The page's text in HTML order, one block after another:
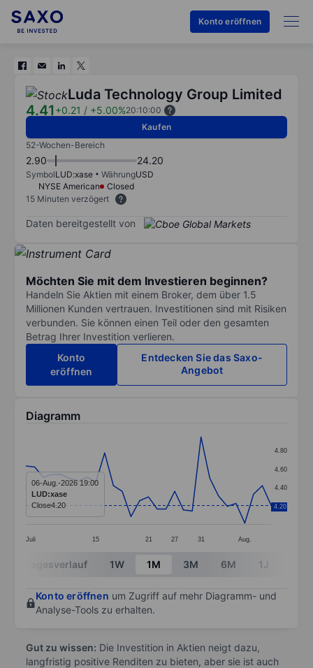
Konto eröffnen
Luda Technology Group Limited
4.41+0.21 / +5.00%20:10:00
Kaufen
52-Wochen-Bereich
2.90 24.20
SymbolLUD:xase WährungUSD
NYSE American
Closed
15 Minuten verzögert
Daten bereitgestellt von
Möchten Sie mit dem Investieren beginnen?
Handeln Sie Aktien mit einem Broker, dem über 1.5
Millionen Kunden vertrauen. Investitionen sind mit Risiken
verbunden. Sie können einen Teil oder den gesamten
Betrag Ihrer Investition verlieren.
Konto
eröffnen
Entdecken Sie das Saxo-
Angebot
Diagramm
Line chart with 29 data points.
The chart has 1 X axis displaying categories.
The chart has 1 Y axis displaying values. Data
Juli 15 21 27 31 Aug.
4.20
4.40
4.60
4.80
4.20
06-Aug.-2026 19:00
LUD:xase
Close4.20
End of interactive chart.
Tagesverlauf 1W 1M 3M 6M 1J
Konto eröffnen um Zugriff auf mehr Diagramm- und
Analyse-Tools zu erhalten.
Gut zu wissen: Die Investition in Aktien neigt dazu,
langfristig positive Renditen zu bieten, aber sie ist auch